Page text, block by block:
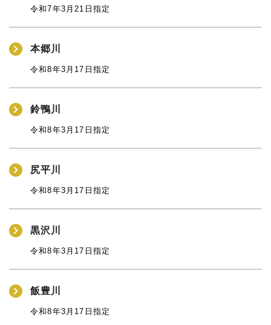
令和7年3月21日指定
本郷川
令和8年3月17日指定
鈴鴨川
令和8年3月17日指定
尻平川
令和8年3月17日指定
黒沢川
令和8年3月17日指定
飯豊川
令和8年3月17日指定